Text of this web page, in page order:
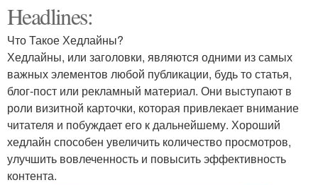
Headlines:
Что Такое Хедлайны?
Хедлайны, или заголовки, являются одними из самых
важных элементов любой публикации, будь то статья,
блог-пост или рекламный материал. Они выступают в
роли визитной карточки, которая привлекает внимание
читателя и побуждает его к дальнейшему. Хороший
хедлайн способен увеличить количество просмотров,
улучшить вовлеченность и повысить эффективность
контента.